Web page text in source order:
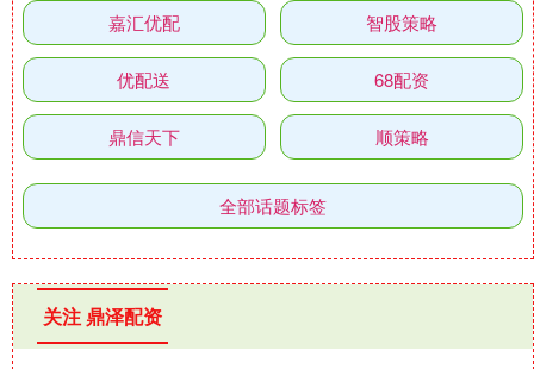
嘉汇优配 智股策略
优配送 68配资
鼎信天下 顺策略
全部话题标签
关注 鼎泽配资